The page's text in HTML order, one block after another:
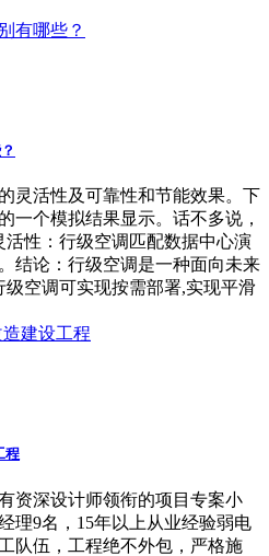
灵活性及可靠性和节能效果。下
一个模拟结果显示。话不多说，
性：行级空调匹配数据中心演
结论：行级空调是一种面向未来
空调可实现按需部署,实现平滑
程
资深设计师领衔的项目专案小
理9名，15年以上从业经验弱电
队伍，工程绝不外包，严格施